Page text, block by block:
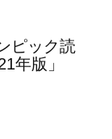
ピック読
年版」